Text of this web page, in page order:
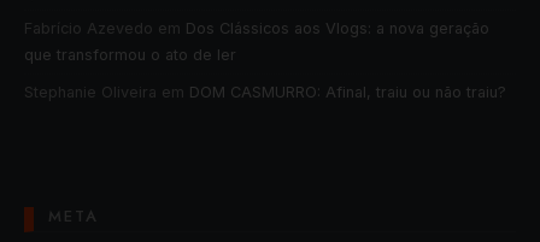
Fabrício Azevedo em Dos Clássicos aos Vlogs: a nova geração
que transformou o ato de ler
Stephanie Oliveira em DOM CASMURRO: Afinal, traiu ou não traiu?
META